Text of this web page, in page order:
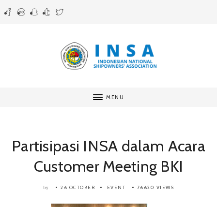
MENU
Partisipasi INSA dalam Acara
Customer Meeting BKI
by 26 OCTOBER EVENT 76620 VIEWS